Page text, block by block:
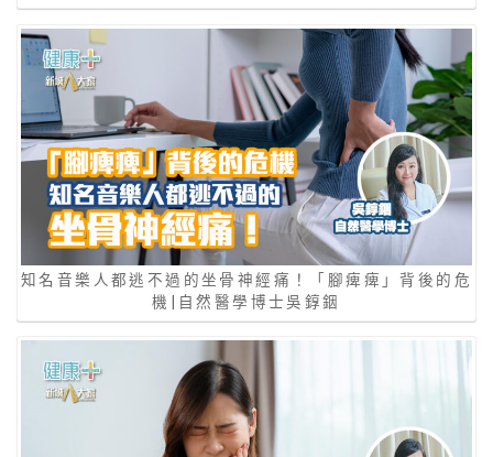
知名音樂人都逃不過的坐骨神經痛！「腳痺痺」背後的危
機|自然醫學博士吳錞銦